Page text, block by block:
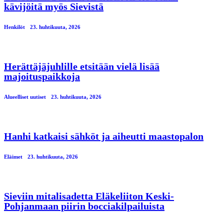
kävijöitä myös Sievistä
Henkilöt 23. huhtikuuta, 2026
Herättäjäjuhlille etsitään vielä lisää
majoituspaikkoja
Alueelliset uutiset 23. huhtikuuta, 2026
Hanhi katkaisi sähköt ja aiheutti maastopalon
Eläimet 23. huhtikuuta, 2026
Sieviin mitalisadetta Eläkeliiton Keski-
Pohjanmaan piirin bocciakilpailuista